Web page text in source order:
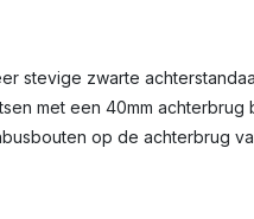
stevige zwarte
met een 40mm
op de achterbrug